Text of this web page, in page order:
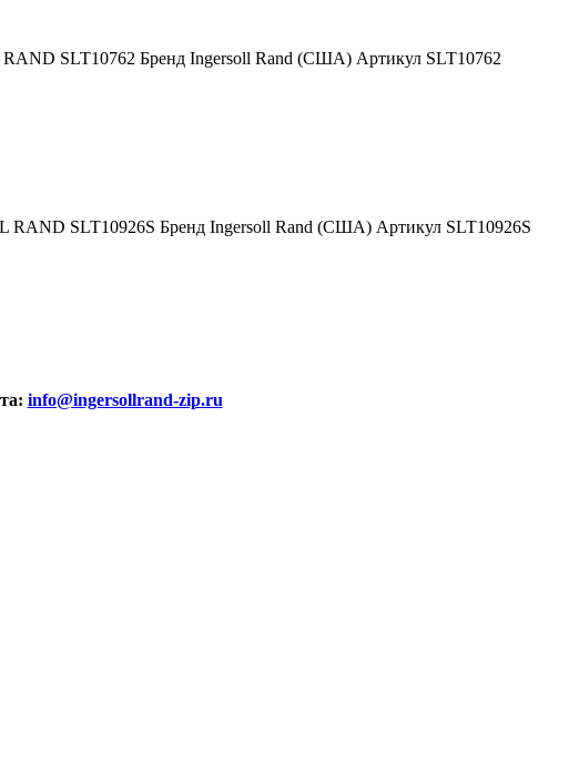
SLT10762 Бренд Ingersoll Rand (США) Артикул SLT10762
RAND SLT10926S Бренд Ingersoll Rand (США) Артикул SLT10926S
info@ingersollrand-zip.ru